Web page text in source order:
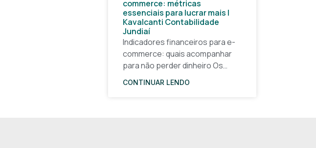
commerce: métricas
essenciais para lucrar mais |
Kavalcanti Contabilidade
Jundiaí
Indicadores financeiros para e-
commerce: quais acompanhar
para não perder dinheiro Os
indicadores financeiros para e-
CONTINUAR LENDO